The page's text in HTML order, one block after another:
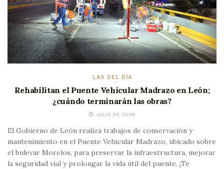
LAS DEL DÍA
Rehabilitan el Puente Vehicular Madrazo en León;
¿cuándo terminarán las obras?
JULIO 30, 2026
El Gobierno de León realiza trabajos de conservación y
mantenimiento en el Puente Vehicular Madrazo, ubicado sobre
el bulevar Morelos, para preservar la infraestructura, mejorar
la seguridad vial y prolongar la vida útil del puente. ¡Te